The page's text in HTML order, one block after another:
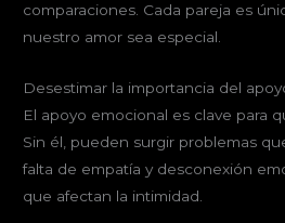
comparaciones. Cada pareja es
nuestro amor sea especial.
Desestimar la importancia del
El apoyo emocional es clave para
Sin él, pueden surgir problemas
falta de empatía y desconexión
que afectan la intimidad.